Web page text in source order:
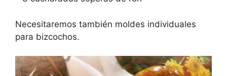
Necesitaremos también moldes individuales
para bizcochos.